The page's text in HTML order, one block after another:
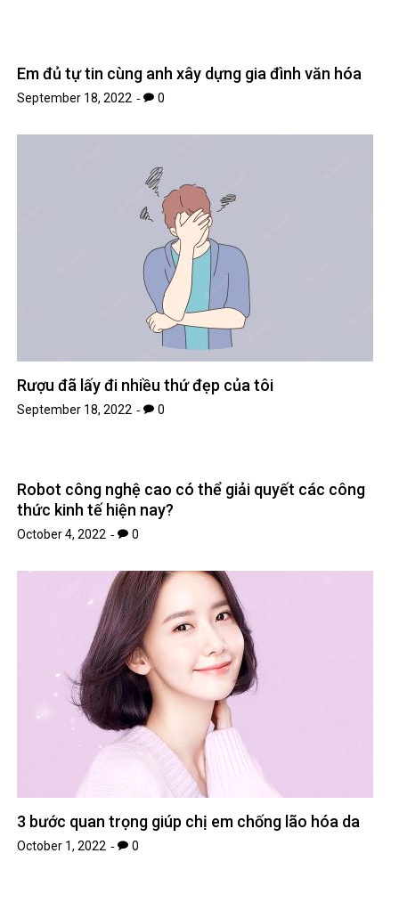
Em đủ tự tin cùng anh xây dựng gia đình văn hóa
September 18, 2022 0
Rượu đã lấy đi nhiều thứ đẹp của tôi
September 18, 2022 0
Robot công nghệ cao có thể giải quyết các công
thức kinh tế hiện nay?
October 4, 2022 0
3 bước quan trọng giúp chị em chống lão hóa da
October 1, 2022 0